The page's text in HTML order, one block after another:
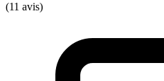
(11 avis)